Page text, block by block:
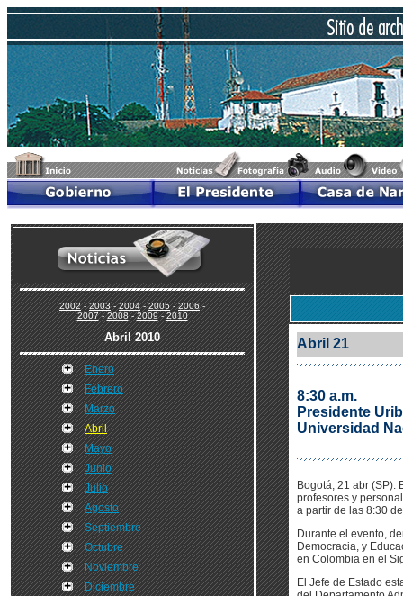
2002-2003-2004-2005-2006-
2007-2008-2009-2010
Abril 2010
Enero
Febrero
Marzo
Abril
Mayo
Junio
Julio
Agosto
Septiembre
Octubre
Noviembre
Diciembre
Abril 21
8:30 a.m.
Presidente
Universidad
Bogotá, 21 abr (SP).
profesores y
a partir de las 8:30
Durante el evento,
Democracia, y
en Colombia en el
El Jefe de Estado